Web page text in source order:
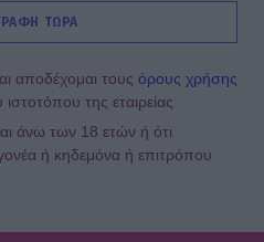
ΤΩΡΑ
αποδέχομαι τους όρους χρήσης
ιστοτόπου της εταιρείας
άνω των 18 ετών ή ότι
ή κηδεμόνα ή επιτρόπου